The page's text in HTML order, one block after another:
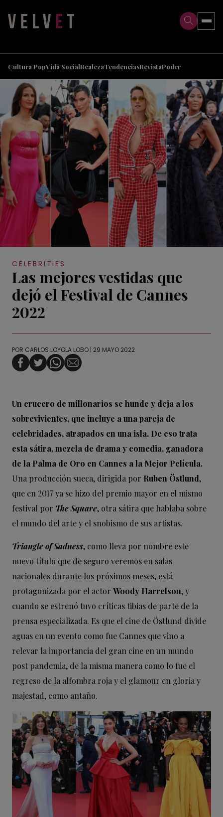
Cultura PopVida SocialRealezaTendenciasRevistaPoder
CELEBRITIES
Las mejores vestidas que
dejó el Festival de Cannes
2022
POR CARLOS LOYOLA LOBO | 29 MAYO 2022
Un crucero de millonarios se hunde y deja a los
sobrevivientes, que incluye a una pareja de
celebridades, atrapados en una isla. De eso trata
esta sátira, mezcla de drama y comedia, ganadora
de la Palma de Oro en Cannes a la Mejor Película.
Una producción sueca, dirigida por Ruben Östlund,
que en 2017 ya se hizo del premio mayor en el mismo
festival por The Square, otra sátira que hablaba sobre
el mundo del arte y el snobismo de sus artistas.
Triangle of Sadness, como lleva por nombre este
nuevo título que de seguro veremos en salas
nacionales durante los próximos meses, está
protagonizada por el actor Woody Harrelson, y
cuando se estrenó tuvo críticas tibias de parte de la
prensa especializada. Es que el cine de Östlund divide
aguas en un evento como fue Cannes que vino a
relevar la importancia del gran cine en un mundo
post pandemia, de la misma manera como lo fue el
regreso de la alfombra roja y el glamour en gloria y
majestad, como antaño.